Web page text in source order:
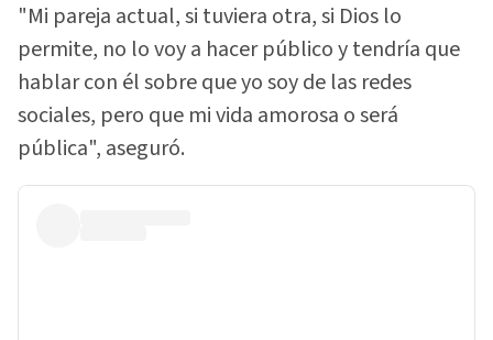
"Mi pareja actual, si tuviera otra, si Dios lo
permite, no lo voy a hacer público y tendría que
hablar con él sobre que yo soy de las redes
sociales, pero que mi vida amorosa o será
pública", aseguró.